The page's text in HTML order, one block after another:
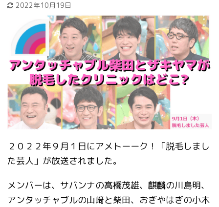
2022年10月19日
２０２２年９月１日にアメトーーク！「脱毛しまし
た芸人」が放送されました。
メンバーは、サバンナの高橋茂雄、麒麟の川島明、
アンタッチャブルの山﨑と柴田、おぎやはぎの小木